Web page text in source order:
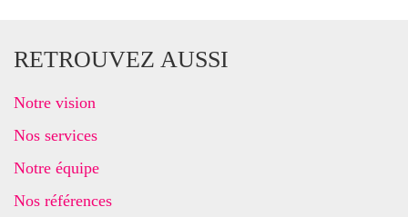
RETROUVEZ AUSSI
Notre vision
Nos services
Notre équipe
Nos références